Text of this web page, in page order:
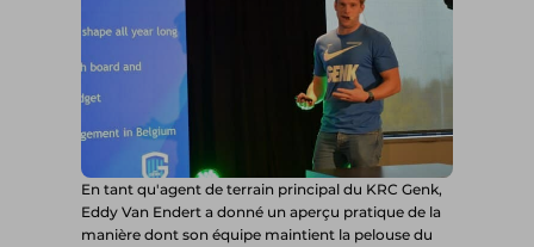
En tant qu'agent de terrain principal du KRC Genk,
Eddy Van Endert a donné un aperçu pratique de la
manière dont son équipe maintient la pelouse du